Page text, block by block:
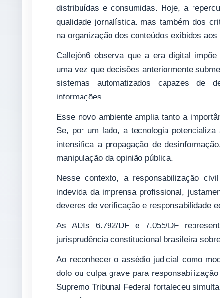
distribuídas e consumidas. Hoje, a
qualidade jornalística, mas também dos
na organização dos conteúdos exibidos aos
Callejón6 observa que a era digital
uma vez que decisões anteriormente
sistemas automatizados capazes de
informações.
Esse novo ambiente amplia tanto a
Se, por um lado, a tecnologia
intensifica a propagação de
manipulação da opinião pública.
Nesse contexto, a responsabilização
indevida da imprensa profissional,
deveres de verificação e responsabilidade
As ADIs 6.792/DF e 7.055/DF
jurisprudência constitucional brasileira
Ao reconhecer o assédio judicial como
dolo ou culpa grave para
Supremo Tribunal Federal fortaleceu